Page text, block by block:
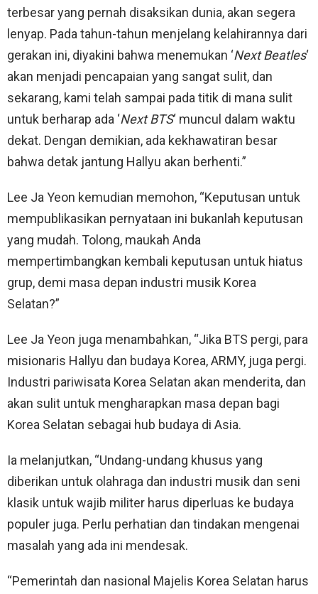
terbesar yang pernah disaksikan dunia, akan segera
lenyap. Pada tahun-tahun menjelang kelahirannya dari
gerakan ini, diyakini bahwa menemukan ‘Next Beatles‘
akan menjadi pencapaian yang sangat sulit, dan
sekarang, kami telah sampai pada titik di mana sulit
untuk berharap ada ‘Next BTS‘ muncul dalam waktu
dekat. Dengan demikian, ada kekhawatiran besar
bahwa detak jantung Hallyu akan berhenti.”
Lee Ja Yeon kemudian memohon, “Keputusan untuk
mempublikasikan pernyataan ini bukanlah keputusan
yang mudah. ​​Tolong, maukah Anda
mempertimbangkan kembali keputusan untuk hiatus
grup, demi masa depan industri musik Korea
Selatan?”
Lee Ja Yeon juga menambahkan, “Jika BTS pergi, para
misionaris Hallyu dan budaya Korea, ARMY, juga pergi.
Industri pariwisata Korea Selatan akan menderita, dan
akan sulit untuk mengharapkan masa depan bagi
Korea Selatan sebagai hub budaya di Asia.
Ia melanjutkan, “Undang-undang khusus yang
diberikan untuk olahraga dan industri musik dan seni
klasik untuk wajib militer harus diperluas ke budaya
populer juga. Perlu perhatian dan tindakan mengenai
masalah yang ada ini mendesak.
“Pemerintah dan nasional Majelis Korea Selatan harus